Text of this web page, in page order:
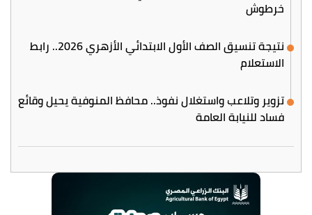
خرطوش
نتيجة تنسيق الصف الأول الابتدائي الأزهري 2026.. رابط
الاستعلام
تزوير وتلاعب واستغلال نفوذ.. محافظ المنوفية يحيل وقائع
فساد للنيابة العامة